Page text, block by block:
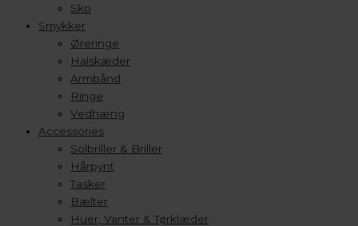
Sko
Smykker
Øreringe
Halskæder
Armbånd
Ringe
Vedhæng
Accessories
Solbriller & Briller
Hårpynt
Tasker
Bælter
Huer, Vanter & Tørklæder